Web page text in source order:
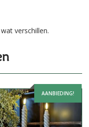
verschillen.
AANBIEDING!